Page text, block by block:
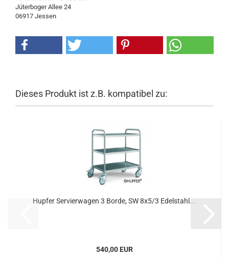
Jüterboger Allee 24
06917 Jessen
Dieses Produkt ist z.B. kompatibel zu:
Hupfer Servierwagen 3 Borde, SW 8x5/3 Edelstahl...
540,00 EUR